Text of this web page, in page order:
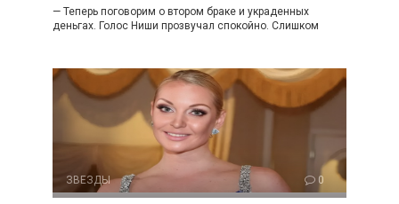
— Теперь поговорим о втором браке и украденных
деньгах. Голос Ниши прозвучал спокойно. Слишком
ЗВЕЗДЫ 0